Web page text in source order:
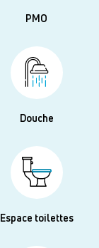
PMO
Douche
Espace toilettes